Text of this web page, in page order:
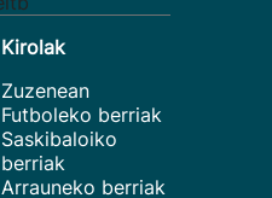
Kirolak
Zuzenean
Futboleko berriak
Saskibaloiko
berriak
Arrauneko berriak